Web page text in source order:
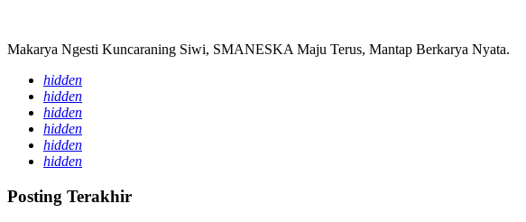
Makarya Ngesti Kuncaraning Siwi, SMANESKA Maju Terus, Mantap Berkarya Nyata.
hidden
hidden
hidden
hidden
hidden
hidden
Posting Terakhir